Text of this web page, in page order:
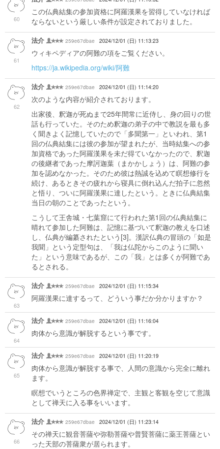
60
この仏典結集の参加資格に阿羅漢果を習得していなければ
ならないという厳しい条件が設定されておりました。
61
法介 259e67dbae 2024/12/01 (日) 11:13:23
ウィキペディアの阿難の項をご覧ください。
https://ja.wikipedia.org/wiki/阿難
62
法介 259e67dbae 2024/12/01 (日) 11:14:20
次のような内容が紹介されております。
出家後、釈迦が死ぬまで25年間常に近侍し、身の回りの世
話も行っていた。そのため釈迦の弟子の中で教説を最も多
く聞きよく記憶していたので「多聞第一」といわれ、第1
回の仏典結集には彼の参加が望まれたが、当時結集への参
加資格であった阿羅漢果を未だ得ていなかったので、釈迦
の後継者であった摩訶迦葉（まかかしょう）は、阿難の参
加を認めなかった。そのため彼は熱誠を込めて瞑想修行を
続け、あるときその疲れから寝具に倒れ込んだ拍子に忽然
と悟り、ついに阿羅漢果に達したという。ときに仏典結集
当日の朝のことであったという。
こうして王舎城・七葉窟にて行われた第1回の仏典結集に
晴れて参加した阿難は、記憶に基づいて釈迦の教えを口述
し、仏典が編纂されたという[3]。漢訳仏典の冒頭の「如是
我聞」という定型句は、「我は仏陀からこのように聞い
た」という意味であるが、この「我」とは多くが阿難であ
るとされる。
63
法介 259e67dbae 2024/12/01 (日) 11:15:34
阿羅漢果に達するって、どういう事だか分かりますか？
64
法介 259e67dbae 2024/12/01 (日) 11:16:04
肉体から意識が解脱するという事です。
65
法介 259e67dbae 2024/12/01 (日) 11:20:19
肉体から意識が解脱する事で、人間の意識から完全に離れ
ます。
瞑想でいうところの色界禅定で、主観と客観を空じて意識
として禅天に入る事をいいます。
66
法介 259e67dbae 2024/12/01 (日) 11:23:14
その禅天に観音菩薩や弥勒菩薩や普賢菩薩に薬王菩薩とい
った天部の菩薩衆が居られます。